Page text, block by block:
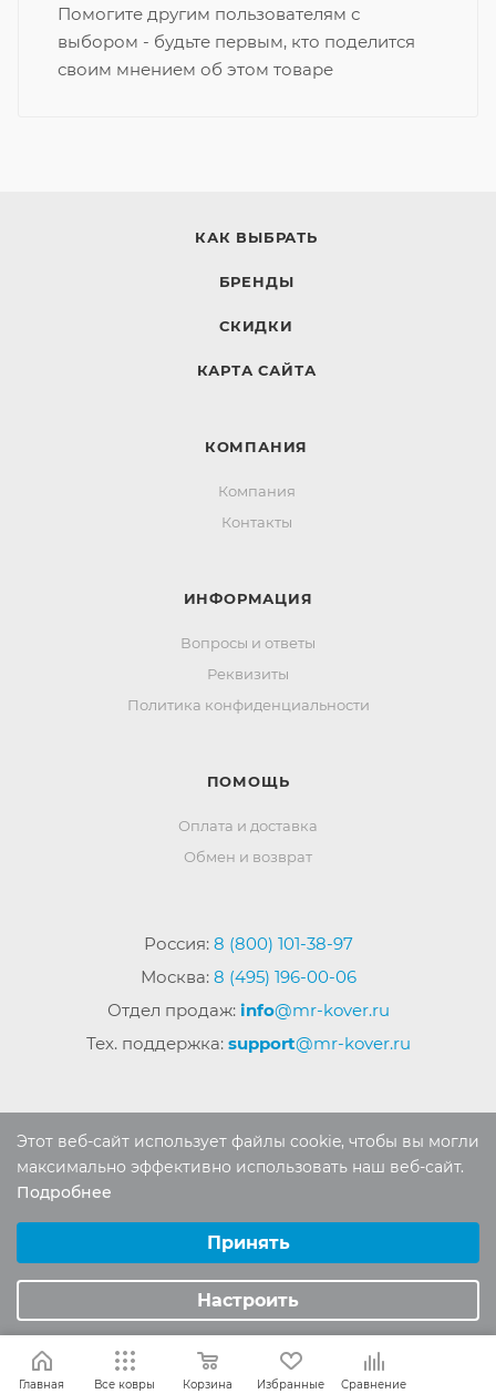
Помогите другим пользователям с
выбором - будьте первым, кто поделится
своим мнением об этом товаре
КАК ВЫБРАТЬ
БРЕНДЫ
СКИДКИ
КАРТА САЙТА
КОМПАНИЯ
Компания
Контакты
ИНФОРМАЦИЯ
Вопросы и ответы
Реквизиты
Политика конфиденциальности
ПОМОЩЬ
Оплата и доставка
Обмен и возврат
Россия: 8 (800) 101-38-97
Москва: 8 (495) 196-00-06
Отдел продаж: info@mr-kover.ru
Тех. поддержка: support@mr-kover.ru
2022-2026 © Интернет магазинMR-KOVER.RU
Авторские права защищены. Воспроизведение
материалов сайта без письменного разрешения
Главная Все ковры Корзина Избранные Сравнение
Этот веб-сайт использует файлы cookie, чтобы вы могли
максимально эффективно использовать наш веб-сайт.
Подробнее
Аналитические/Функциональные
Принять
Настроить